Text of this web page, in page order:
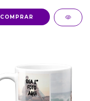
COMPRAR